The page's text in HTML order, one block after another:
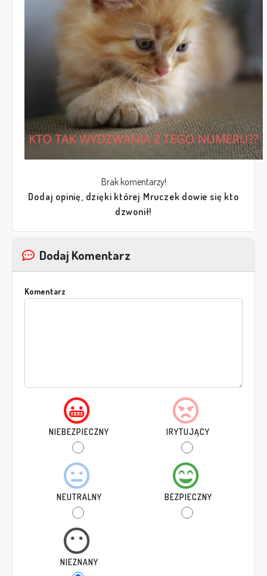
Brak komentarzy!
Dodaj opinię, dzięki której Mruczek dowie się kto
dzwonił!
Dodaj Komentarz
Komentarz
NIEBEZPIECZNY IRYTUJĄCY
NEUTRALNY BEZPIECZNY
NIEZNANY